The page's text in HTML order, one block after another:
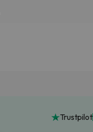
Trustpilot